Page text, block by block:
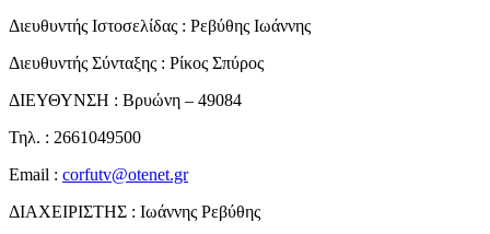
Διευθυντής Ιστοσελίδας : Ρεβύθης Ιωάννης
Διευθυντής Σύνταξης : Ρίκος Σπύρος
ΔΙΕΥΘΥΝΣΗ : Βρυώνη – 49084
Τηλ. : 2661049500
Email : corfutv@otenet.gr
ΔΙΑΧΕΙΡΙΣΤΗΣ : Ιωάννης Ρεβύθης